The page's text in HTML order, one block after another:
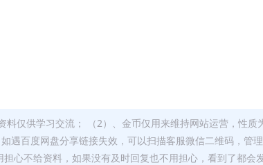
仅供学习交流； （2）、金币仅用来维持网站运营，性质
遇百度网盘分享链接失效，可以扫描客服微信二维码，管
心不给资料，如果没有及时回复也不用担心，看到了都会